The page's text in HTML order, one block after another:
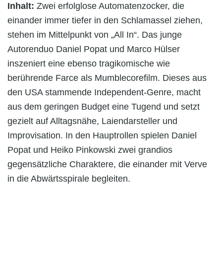
Inhalt: Zwei erfolglose Automatenzocker, die
einander immer tiefer in den Schlamassel ziehen,
stehen im Mittelpunkt von „All In“. Das junge
Autorenduo Daniel Popat und Marco Hülser
inszeniert eine ebenso tragikomische wie
berührende Farce als Mumblecorefilm. Dieses aus
den USA stammende Independent-Genre, macht
aus dem geringen Budget eine Tugend und setzt
gezielt auf Alltagsnähe, Laiendarsteller und
Improvisation. In den Hauptrollen spielen Daniel
Popat und Heiko Pinkowski zwei grandios
gegensätzliche Charaktere, die einander mit Verve
in die Abwärtsspirale begleiten.